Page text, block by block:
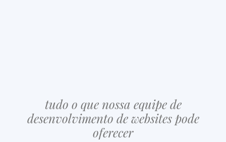
tudo o que nossa equipe de
desenvolvimento de websites pode
oferecer